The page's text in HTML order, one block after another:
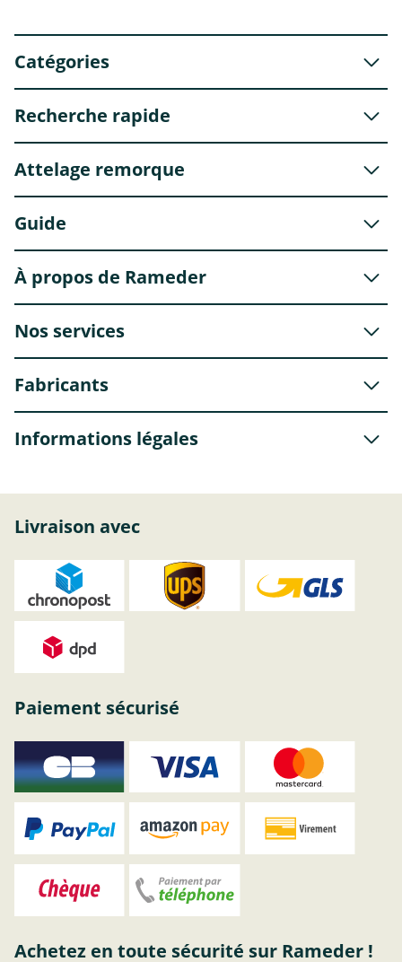
Catégories
Recherche rapide
Attelage remorque
Guide
À propos de Rameder
Nos services
Fabricants
Informations légales
Livraison avec
Paiement sécurisé
Achetez en toute sécurité sur Rameder !